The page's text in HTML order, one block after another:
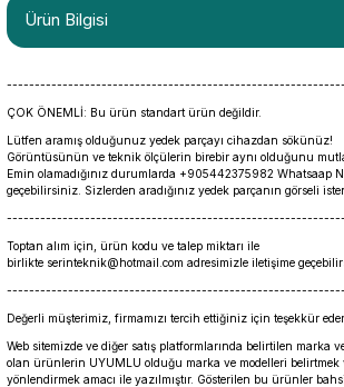
Ürün Bilgisi
ÇOK ÖNEMLİ: Bu ürün standart ürün değildir.
Lütfen aramış olduğunuz yedek parçayı cihazdan sökünüz!
Görüntüsünün ve teknik ölçülerin birebir aynı olduğunu
Emin olamadığınız durumlarda +905442375982 Whatsaap
geçebilirsiniz. Sizlerden aradığınız yedek parçanın görseli
Toptan alım için, ürün kodu ve talep miktarı ile
birlikte serinteknik@hotmail.com adresimizle iletişime
Değerli müşterimiz, firmamızı tercih ettiğiniz için teşekkür
Web sitemizde ve diğer satış platformlarında belirtilen marka
olan ürünlerin UYUMLU olduğu marka ve modelleri belirtmek
yönlendirmek amacı ile yazılmıştır. Gösterilen bu ürünler